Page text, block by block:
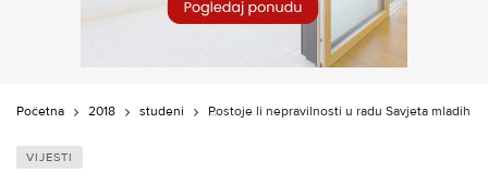
Početna 2018 studeni Postoje li nepravilnosti u radu Savjeta mladih
VIJESTI